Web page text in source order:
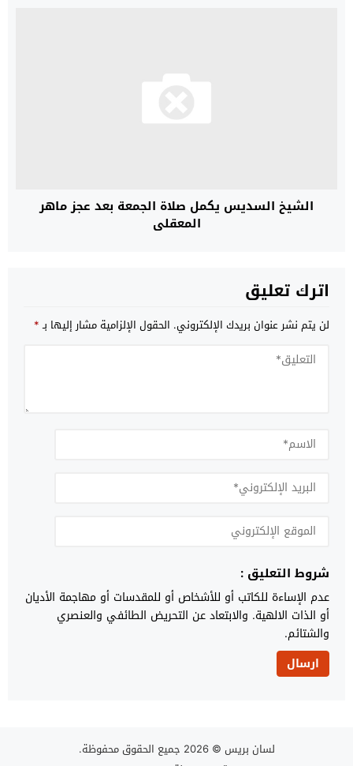
الشيخ السديس يكمل صلاة الجمعة بعد عجز ماهر
المعقلي
اترك تعليق
لن يتم نشر عنوان بريدك الإلكتروني. الحقول الإلزامية مشار إليها بـ*
شروط التعليق :
عدم الإساءة للكاتب أو للأشخاص أو للمقدسات أو مهاجمة الأديان
أو الذات الالهية. والابتعاد عن التحريض الطائفي والعنصري
والشتائم.
لسان بريس © 2026 جميع الحقوق محفوظة.